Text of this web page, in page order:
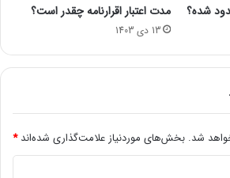
شده؟ مدت اعتبار اقرارنامه چقدر است؟
13 دی 1403
شد. بخش‌های موردنیاز علامت‌گذاری شده‌اند*